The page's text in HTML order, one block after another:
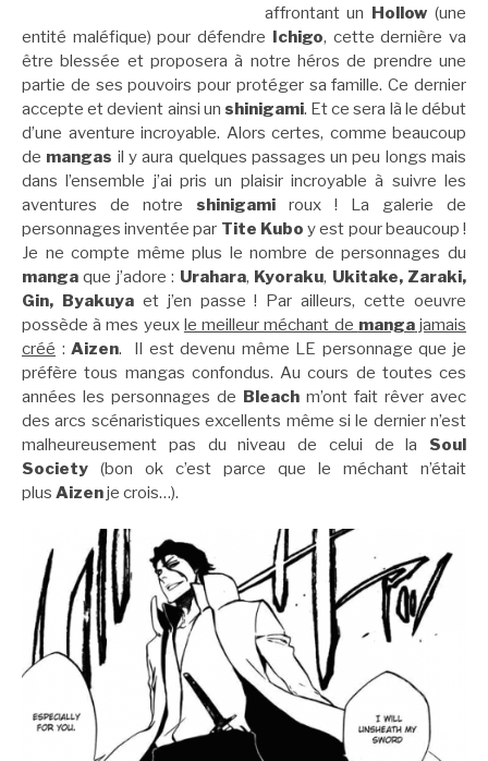
affrontant un Hollow (une
entité maléfique) pour défendre Ichigo, cette dernière va
être blessée et proposera à notre héros de prendre une
partie de ses pouvoirs pour protéger sa famille. Ce dernier
accepte et devient ainsi un shinigami. Et ce sera là le début
d’une aventure incroyable. Alors certes, comme beaucoup
de mangas il y aura quelques passages un peu longs mais
dans l’ensemble j’ai pris un plaisir incroyable à suivre les
aventures de notre shinigami roux ! La galerie de
personnages inventée par Tite Kubo y est pour beaucoup !
Je ne compte même plus le nombre de personnages du
manga que j’adore : Urahara, Kyoraku, Ukitake, Zaraki,
Gin, Byakuya et j’en passe ! Par ailleurs, cette oeuvre
possède à mes yeux le meilleur méchant de mangajamais
créé :Aizen. Il est devenu même LE personnage que je
préfère tous mangas confondus. Au cours de toutes ces
années les personnages de Bleach m’ont fait rêver avec
des arcs scénaristiques excellents même si le dernier n’est
malheureusement pas du niveau de celui de la Soul
Society (bon ok c’est parce que le méchant n’était
plus Aizenje crois…).